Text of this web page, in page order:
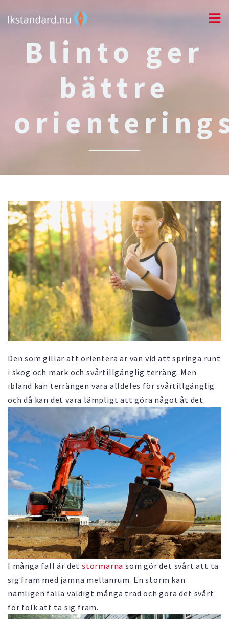
Blinto ger
bättre
Den som gillar att orientera är van vid att springa runt
i skog och mark och svårtillgänglig terräng. Men
ibland kan terrängen vara alldeles för svårtillgänglig
och då kan det vara lämpligt att göra något åt det.
I många fall är detstormarna som gör det svårt att ta
sig fram med jämna mellanrum. En storm kan
nämligen fälla väldigt många träd och göra det svårt
för folk att ta sig fram.